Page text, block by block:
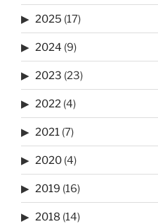
2025 (17)
2024 (9)
2023 (23)
2022 (4)
2021 (7)
2020 (4)
2019 (16)
2018 (14)